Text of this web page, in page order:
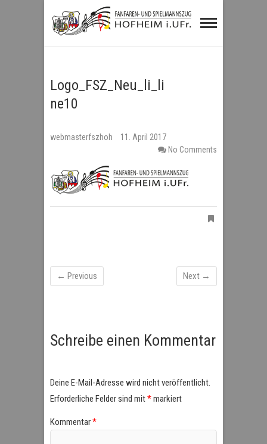
Fanfaren- und
Spielmannszug
Logo_FSZ_Neu_li_li
ne10
webmasterfszhoh
11. April 2017
No Comments
← Previous Next →
Schreibe einen Kommentar
Deine E-Mail-Adresse wird nicht veröffentlicht.
Erforderliche Felder sind mit*markiert
Kommentar*